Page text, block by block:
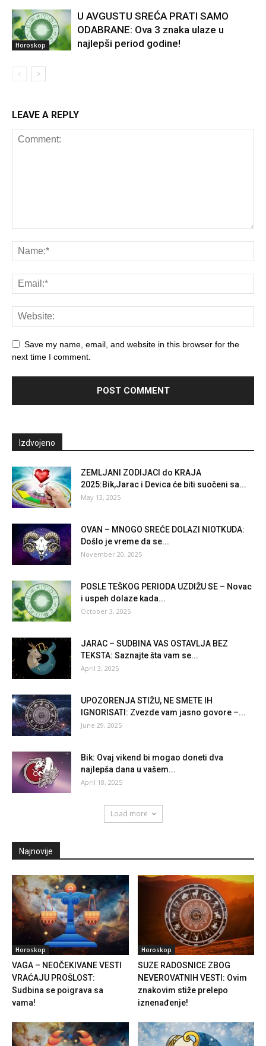
Horoskop
U AVGUSTU SREĆA PRATI SAMO
ODABRANE: Ova 3 znaka ulaze u
najlepši period godine!
LEAVE A REPLY
Save my name, email, and website in this browser for the
next time I comment.
Izdvojeno
ZEMLJANI ZODIJACI do KRAJA
2025:Bik,Jarac i Devica će biti suočeni sa...
May 13, 2025
OVAN – MNOGO SREĆE DOLAZI NIOTKUDA:
Došlo je vreme da se...
November 20, 2025
POSLE TEŠKOG PERIODA UZDIŽU SE – Novac
i uspeh dolaze kada...
October 3, 2025
JARAC – SUDBINA VAS OSTAVLJA BEZ
TEKSTA: Saznajte šta vam se...
April 3, 2025
UPOZORENJA STIŽU, NE SMETE IH
IGNORISATI: Zvezde vam jasno govore –...
June 29, 2025
Bik: Ovaj vikend bi mogao doneti dva
najlepša dana u vašem...
April 18, 2025
Load more
Najnovije
Horoskop
VAGA – NEOČEKIVANE VESTI
VRAĆAJU PROŠLOST:
Sudbina se poigrava sa
vama!
Horoskop
SUZE RADOSNICE ZBOG
NEVEROVATNIH VESTI: Ovim
znakovim stiže prelepo
iznenađenje!